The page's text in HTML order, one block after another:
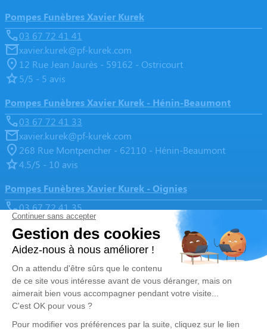
Pompes Funèbres Xavier Kurek
03 67 72 41 41
xavier.kurek@pf-kurek.com
12 Rue Jean Jaurès - 59162 - Ostricourt
5/5 - 5 avis
Pompes Funèbres Xavier Kurek - Hénin-Beaumont
03 67 72 41 33
xavier.kurek@pf-kurek.com
268 Rue Montpencher - 62110 - Hénin-Beaumont
4.5/5 - 10 avis
Pompes Funèbres Xavier Kurek - Oignies
03 67 72 41 35
xavier.kurek@pf-kurek.com
3, Rue Pasteur - 62590 - Oignies
4.9/5 - 136 avis
Nos Services
Organiser des obsèques
Monuments funéraires
Services aux familles
Liens utiles
Avis de décès
Demande de rendez-vous en